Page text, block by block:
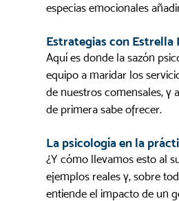
especias emocionales
Estrategias con Estrella
Aquí es donde la sazón
equipo a maridar los
de nuestros comensales, y
de primera sabe ofrecer.
La psicología en la
¿Y cómo llevamos esto al
ejemplos reales y, sobre
entiende el impacto de un